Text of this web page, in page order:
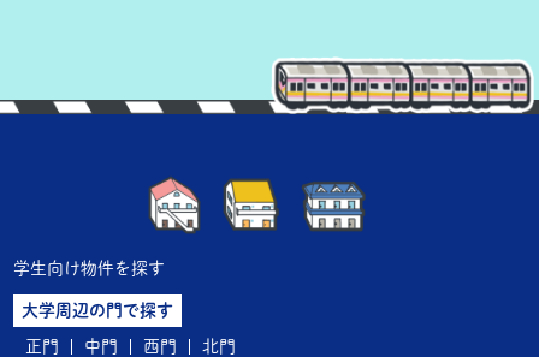
学生向け物件を探す
大学周辺の門で探す
正門 中門 西門 北門